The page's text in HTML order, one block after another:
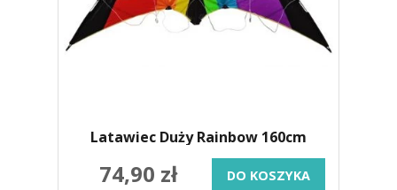
Latawiec Duży Rainbow 160cm
74,90 zł DO KOSZYKA